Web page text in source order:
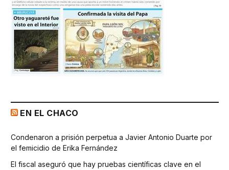
EN EL CHACO
Condenaron a prisión perpetua a Javier Antonio Duarte por
el femicidio de Erika Fernández
El fiscal aseguró que hay pruebas científicas clave en el